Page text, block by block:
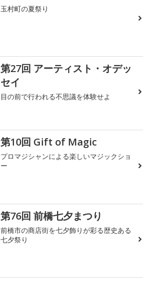
玉村町の夏祭り
第27回 アーティスト・オデッ
セイ
目の前で行われる不思議を体験せよ
第10回 Gift of Magic
プロマジシャンによる楽しいマジックショ
ー
第76回 前橋七夕まつり
前橋市の商店街を七夕飾りが彩る歴史ある
七夕祭り